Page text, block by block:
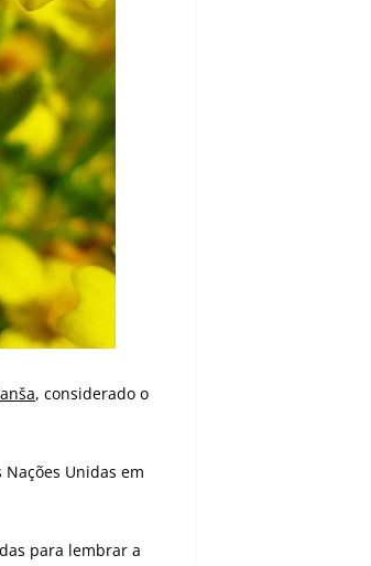
, considerado o
Unidas em
para lembrar a